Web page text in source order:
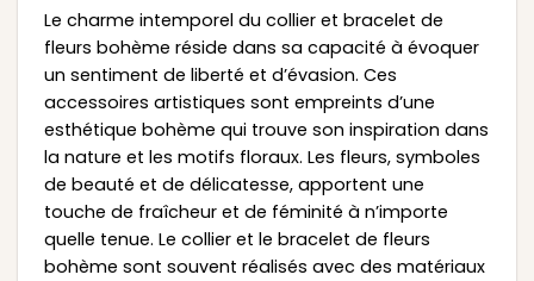
Le charme intemporel du collier et bracelet de
fleurs bohème réside dans sa capacité à évoquer
un sentiment de liberté et d’évasion. Ces
accessoires artistiques sont empreints d’une
esthétique bohème qui trouve son inspiration dans
la nature et les motifs floraux. Les fleurs, symboles
de beauté et de délicatesse, apportent une
touche de fraîcheur et de féminité à n’importe
quelle tenue. Le collier et le bracelet de fleurs
bohème sont souvent réalisés avec des matériaux